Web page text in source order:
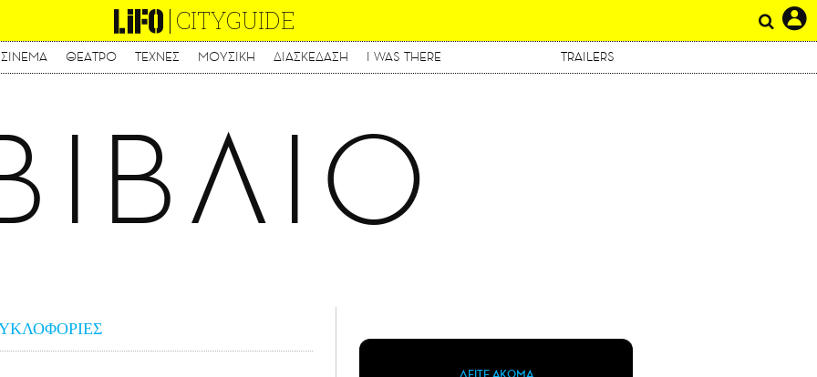
περιεχόμενο
CITYGUIDE
ΣΙΝΕΜΑ ΘΕΑΤΡΟ ΤΕΧΝΕΣ ΜΟΥΣΙΚΗ ΔΙΑΣΚΕΔΑΣΗ I WAS THERE TRAILERS